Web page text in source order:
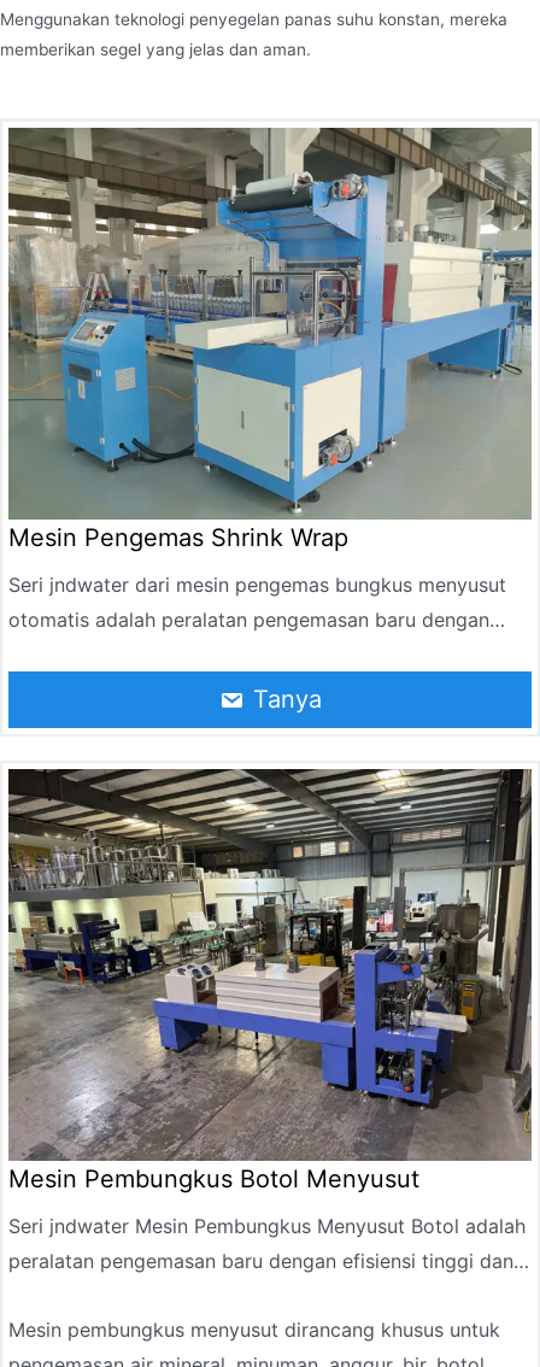
Menggunakan teknologi penyegelan panas suhu konstan, mereka
memberikan segel yang jelas dan aman.
Mesin Pengemas Shrink Wrap
Seri jndwater dari mesin pengemas bungkus menyusut
otomatis adalah peralatan pengemasan baru dengan
diproduksi berdasarkan karakteristik film kemasan yang
menyusut saat dipanaskan. Itu dapat secara otomatis
mendorong botol, membungkusnya dengan film, dan
akhirnya membentuk kemasan kolektif melalui
pemanasan dan penyusutan, pendinginan dan
pembentukan.
Tanya
Mesin Pembungkus Botol Menyusut
Seri jndwater Mesin Pembungkus Menyusut Botol adalah
peralatan pengemasan baru dengan efisiensi tinggi dan
berdasarkan karakteristik film kemasan yang menyusut
Mesin pembungkus menyusut dirancang khusus untuk